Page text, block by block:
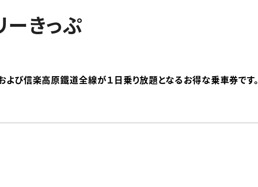
の他ご利用にあたっ
近江鉄道キャラクター
きっぷ
よび信楽高原鐵道全線が１日乗り放題となるお得な乗車券です。